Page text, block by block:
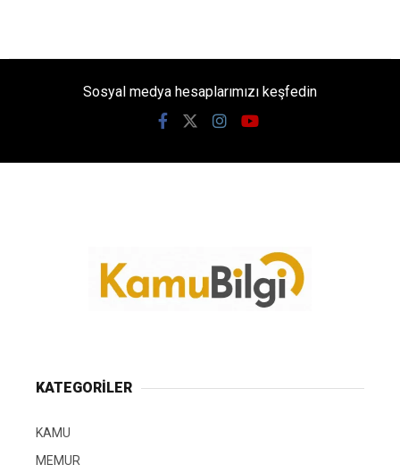
Sosyal medya hesaplarımızı keşfedin
KATEGORİLER
KAMU
MEMUR